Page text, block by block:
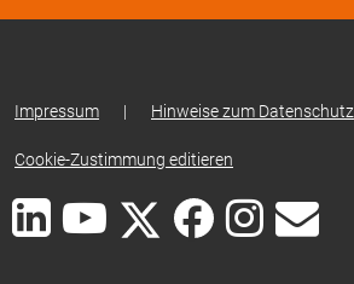
Impressum | Hinweise zum Datenschutz
Cookie-Zustimmung editieren